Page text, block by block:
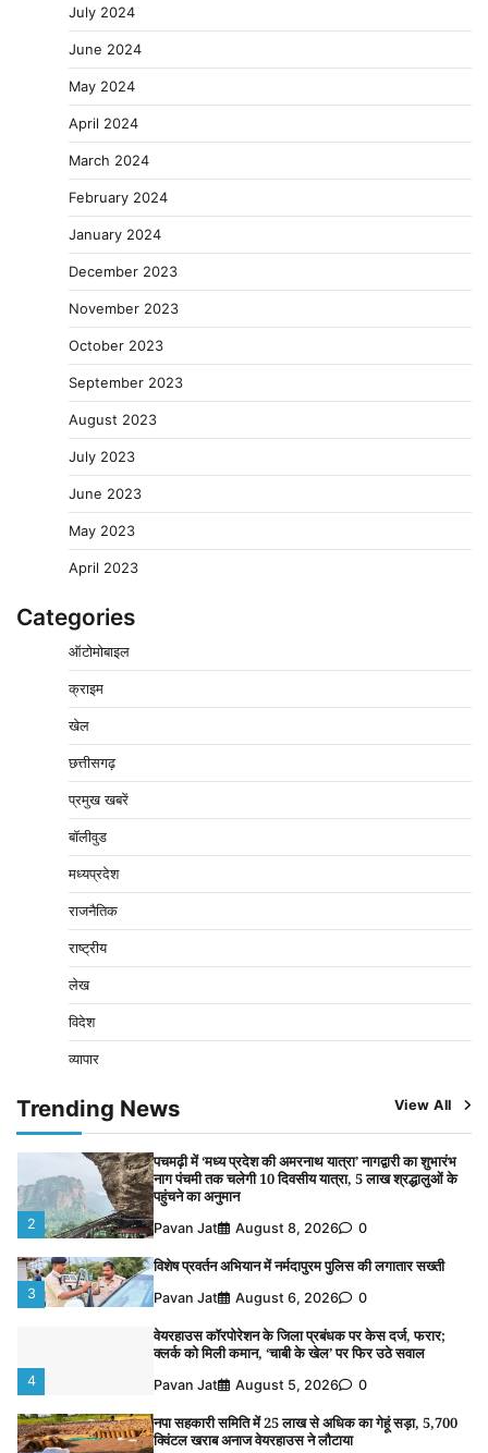
July 2024
June 2024
May 2024
April 2024
March 2024
February 2024
January 2024
December 2023
November 2023
October 2023
September 2023
August 2023
July 2023
June 2023
May 2023
April 2023
Categories
ऑटोमोबाइल
क्राइम
खेल
छत्तीसगढ़
प्रमुख खबरें
बॉलीवुड
मध्यप्रदेश
राजनैतिक
राष्ट्रीय
लेख
विदेश
व्यापार
Trending News View All
नाग पंचमी तक चलेगी 10 दिवसीय यात्रा, 5 लाख श्रद्धालुओं के
वेयरहाउस कॉरपोरेशन के जिला प्रबंधक पर केस दर्ज, फरार;
क्विंटल खराब अनाज वेयरहाउस ने लौटाया
Pavan Jat August 5, 2026 0
1
2
पचमढ़ी में ‘मध्य प्रदेश की अमरनाथ यात्रा’ नागद्वारी का शुभारंभ
नाग पंचमी तक चलेगी 10 दिवसीय यात्रा, 5 लाख श्रद्धालुओं के
पहुंचने का अनुमान
Pavan Jat August 8, 2026 0
3
विशेष प्रवर्तन अभियान में नर्मदापुरम पुलिस की लगातार सख्ती
Pavan Jat August 6, 2026 0
4
वेयरहाउस कॉरपोरेशन के जिला प्रबंधक पर केस दर्ज, फरार;
क्लर्क को मिली कमान, ‘चाबी के खेल’ पर फिर उठे सवाल
Pavan Jat August 5, 2026 0
नपा सहकारी समिति में 25 लाख से अधिक का गेहूं सड़ा, 5,700
क्विंटल खराब अनाज वेयरहाउस ने लौटाया